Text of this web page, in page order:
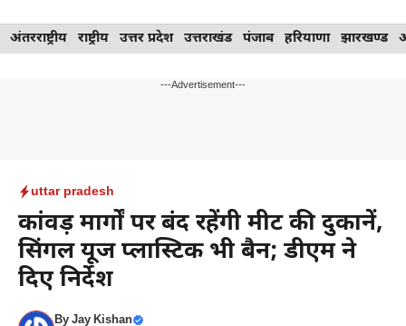
Skip
to
अंतरराष्ट्रीय राष्ट्रीय उत्तर प्रदेश उत्तराखंड पंजाब हरियाणा झारखण्ड
---Advertisement---
uttar pradesh
कांवड़ मार्गों पर बंद रहेंगी मीट की दुकानें,
सिंगल यूज प्लास्टिक भी बैन; डीएम ने
दिए निर्देश
ByJay Kishan